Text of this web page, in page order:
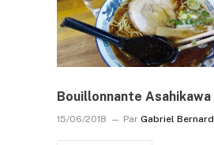
Bouillonnante Asahikawa
15/06/2018 Par Gabriel Bernard